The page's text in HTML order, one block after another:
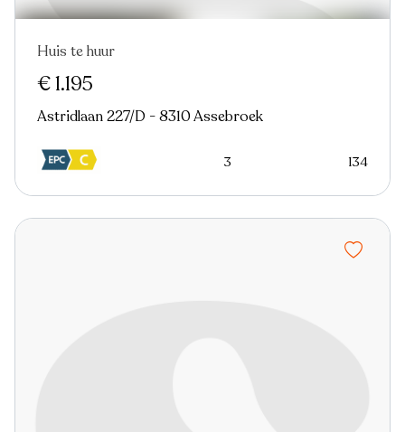
Huis te huur
€ 1.195
Astridlaan 227/D - 8310 Assebroek
3 134